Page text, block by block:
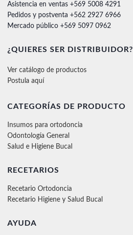
Asistencia en ventas +569 5008 4291
Pedidos y postventa +562 2927 6966
Mercado público +569 5097 0962
¿QUIERES SER DISTRIBUIDOR?
Ver catálogo de productos
Postula aquí
CATEGORÍAS DE PRODUCTO
Insumos para ortodoncia
Odontología General
Salud e Higiene Bucal
RECETARIOS
Recetario Ortodoncia
Recetario Higiene y Salud Bucal
AYUDA